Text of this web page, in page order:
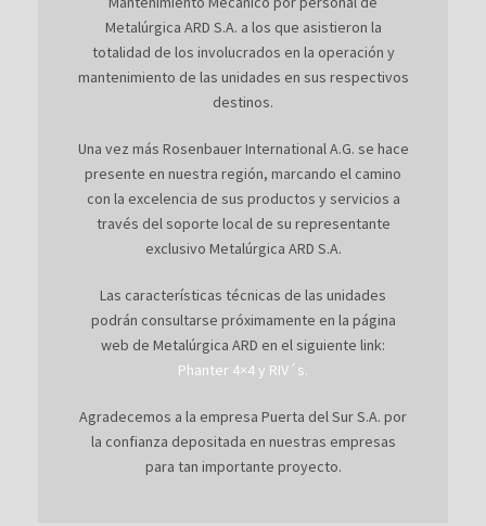
Metalúrgica ARD S.A. a los que asistieron la
totalidad de los involucrados en la operación y
mantenimiento de las unidades en sus respectivos
destinos.
Una vez más Rosenbauer International A.G. se hace
presente en nuestra región, marcando el camino
con la excelencia de sus productos y servicios a
través del soporte local de su representante
exclusivo Metalúrgica ARD S.A.
Las características técnicas de las unidades
podrán consultarse próximamente en la página
web de Metalúrgica ARD en el siguiente link:
Phanter 4×4 y RIV´s.
Agradecemos a la empresa Puerta del Sur S.A. por
la confianza depositada en nuestras empresas
para tan importante proyecto.